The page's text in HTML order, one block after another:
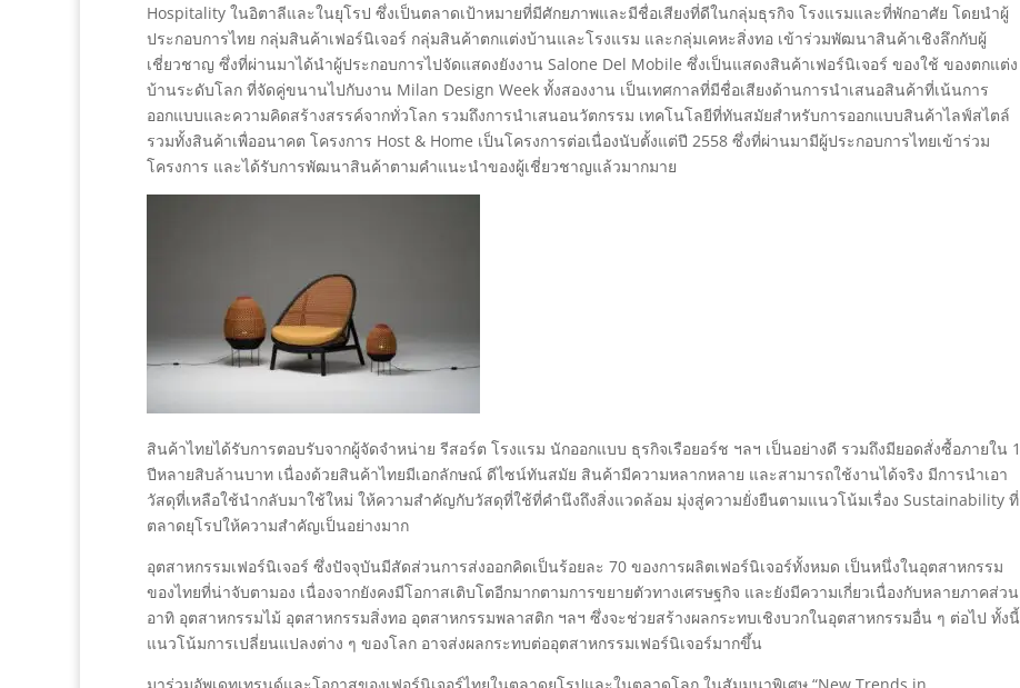
Hospitality ในอิตาลีและในยุโรป ซึ่งเป็นตลาดเป้าหมายที่มีศักยภาพและมีชื่อเสียงที่ดีในกลุ่มธุรกิจ โรงแรมและที่พักอาศัย โดยนำผู้
ประกอบการไทย กลุ่มสินค้าเฟอร์นิเจอร์ กลุ่มสินค้าตกแต่งบ้านและโรงแรม และกลุ่มเคหะสิ่งทอ เข้าร่วมพัฒนาสินค้าเชิงลึกกับผู้
เชี่ยวชาญ ซึ่งที่ผ่านมาได้นำผู้ประกอบการไปจัดแสดงยังงาน Salone Del Mobile ซึ่งเป็นแสดงสินค้าเฟอร์นิเจอร์ ของใช้ ของตกแต่ง
บ้านระดับโลก ที่จัดคู่ขนานไปกับงาน Milan Design Week ทั้งสองงาน เป็นเทศกาลที่มีชื่อเสียงด้านการนำเสนอสินค้าที่เน้นการ
ออกแบบและความคิดสร้างสรรค์จากทั่วโลก รวมถึงการนำเสนอนวัตกรรม เทคโนโลยีที่ทันสมัยสำหรับการออกแบบสินค้าไลฟ์สไตล์
รวมทั้งสินค้าเพื่ออนาคต โครงการ Host & Home เป็นโครงการต่อเนื่องนับตั้งแต่ปี 2558 ซึ่งที่ผ่านมามีผู้ประกอบการไทยเข้าร่วม
โครงการ และได้รับการพัฒนาสินค้าตามคำแนะนำของผู้เชี่ยวชาญแล้วมากมาย
สินค้าไทยได้รับการตอบรับจากผู้จัดจำหน่าย รีสอร์ต โรงแรม นักออกแบบ ธุรกิจเรือยอร์ช ฯลฯ เป็นอย่างดี รวมถึงมียอดสั่งซื้อภายใน 1
ปีหลายสิบล้านบาท เนื่องด้วยสินค้าไทยมีเอกลักษณ์ ดีไซน์ทันสมัย สินค้ามีความหลากหลาย และสามารถใช้งานได้จริง มีการนำเอา
วัสดุที่เหลือใช้นำกลับมาใช้ใหม่ ให้ความสำคัญกับวัสดุที่ใช้ที่คำนึงถึงสิ่งแวดล้อม มุ่งสู่ความยั่งยืนตามแนวโน้มเรื่อง Sustainability ที่
ตลาดยุโรปให้ความสำคัญเป็นอย่างมาก
อุตสาหกรรมเฟอร์นิเจอร์ ซึ่งปัจจุบันมีสัดส่วนการส่งออกคิดเป็นร้อยละ 70 ของการผลิตเฟอร์นิเจอร์ทั้งหมด เป็นหนึ่งในอุตสาหกรรม
ของไทยที่น่าจับตามอง เนื่องจากยังคงมีโอกาสเติบโตอีกมากตามการขยายตัวทางเศรษฐกิจ และยังมีความเกี่ยวเนื่องกับหลายภาคส่วน
อาทิ อุตสาหกรรมไม้ อุตสาหกรรมสิ่งทอ อุตสาหกรรมพลาสติก ฯลฯ ซึ่งจะช่วยสร้างผลกระทบเชิงบวกในอุตสาหกรรมอื่น ๆ ต่อไป ทั้งนี้
แนวโน้มการเปลี่ยนแปลงต่าง ๆ ของโลก อาจส่งผลกระทบต่ออุตสาหกรรมเฟอร์นิเจอร์มากขึ้น